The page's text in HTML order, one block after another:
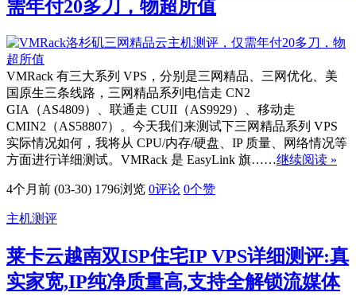
需年付20多刀，物超所值
VMRack 有三大系列 VPS，分别是三网精品、三网优化、美
国原生三条线路，三网精品系列电信走 CN2
GIA（AS4809）、联通走 CUII（AS9929）、移动走
CMIN2（AS58807）。今天我们来测试下三网精品系列 VPS
实际情况如何，我将从 CPU/内存/硬盘、IP 质量、网络情况等
方面进行详细测试。VMRack 是 EasyLink 旗……继续阅读 »
4个月前 (03-30) 1796浏览 0评论 0个赞
主机测评
莱卡云越南双ISP住宅IP VPS详细测评:真
实家宽,IP纯净质量高,支持全解锁流媒体